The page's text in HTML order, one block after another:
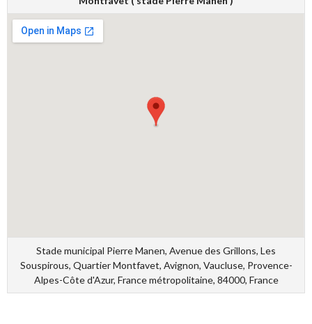
Stade municipal Pierre Manen, Avenue des Grillons, Les
Souspirous, Quartier Montfavet, Avignon, Vaucluse, Provence-
Alpes-Côte d'Azur, France métropolitaine, 84000, France